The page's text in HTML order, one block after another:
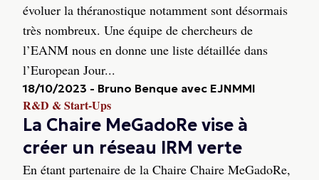
évoluer la théranostique notamment sont désormais
très nombreux. Une équipe de chercheurs de
l’EANM nous en donne une liste détaillée dans
l’European Jour...
18/10/2023 - Bruno Benque avec EJNMMI
R&D & Start-Ups
La Chaire MeGadoRe vise à
créer un réseau IRM verte
En étant partenaire de la Chaire Chaire MeGadoRe,